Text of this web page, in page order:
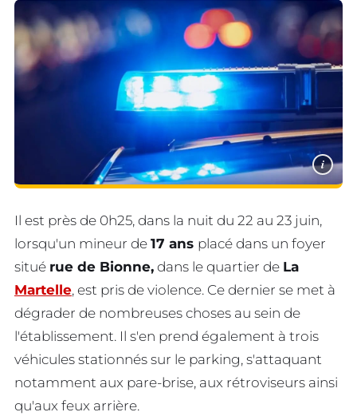
i
Il est près de 0h25, dans la nuit du 22 au 23 juin,
lorsqu'un mineur de 17 ans placé dans un foyer
situé rue de Bionne, dans le quartier de La
Martelle, est pris de violence. Ce dernier se met à
dégrader de nombreuses choses au sein de
l'établissement. Il s'en prend également à trois
véhicules stationnés sur le parking, s'attaquant
notamment aux pare-brise, aux rétroviseurs ainsi
qu'aux feux arrière.